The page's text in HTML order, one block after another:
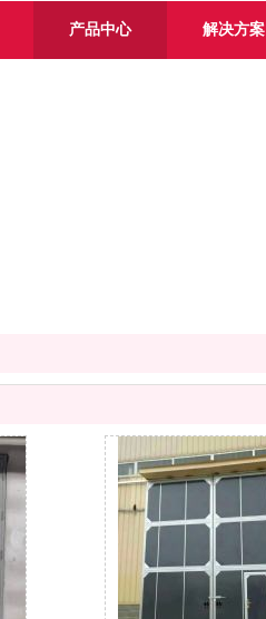
产品中心 解决方案